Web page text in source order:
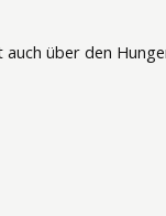
über den